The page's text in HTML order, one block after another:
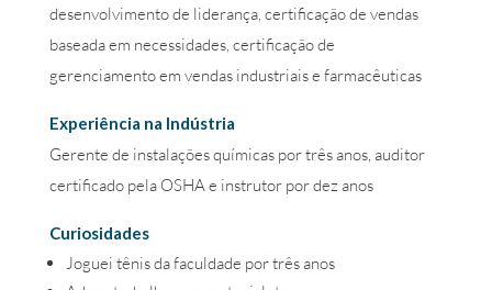
desenvolvimento de liderança, certificação de vendas
baseada em necessidades, certificação de
gerenciamento em vendas industriais e farmacêuticas
Experiência na Indústria
Gerente de instalações químicas por três anos, auditor
certificado pela OSHA e instrutor por dez anos
Curiosidades
Joguei tênis da faculdade por três anos